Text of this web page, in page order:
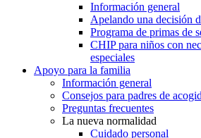
Información general
Apelando una decisión
Programa de primas de
CHIP para niños con
especiales
Apoyo para la familia
Información general
Consejos para padres de
Preguntas frecuentes
La nueva normalidad
Cuidado personal